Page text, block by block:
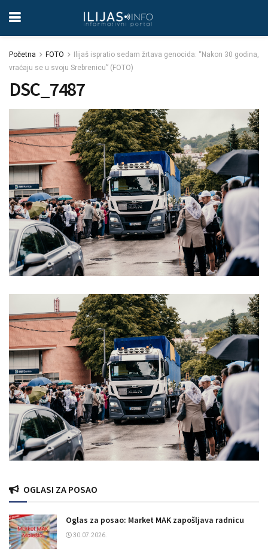
Početna FOTO
Ilijaš ispratio sedam žrtava genocida: “Nakon 30 godina,
vraćaju se u svoju Srebrenicu” (FOTO)
DSC_7487
OGLASI ZA POSAO
Oglas za posao: Market MAK zapošljava radnicu
30.07.2026.